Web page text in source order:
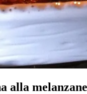
alla melanzane